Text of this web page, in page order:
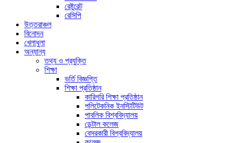
রেষ্টুরেন্ট
রেসিপি
উত্তরাঞ্চল
বিনোদন
খেলাধুলা
অন্যান্য
তথ্য ও প্রযুক্তি
শিক্ষা
ভর্তি বিজ্ঞপ্তি
শিক্ষা প্রতিষ্ঠান
কারিগরি শিক্ষা প্রতিষ্ঠান
পলিটেকনিক ইনস্টিটিউট
পাবলিক বিশ্ববিদ্যালয়
ডেন্টাল কলেজ
বেসরকারী বিশ্ববিদ্যালয়